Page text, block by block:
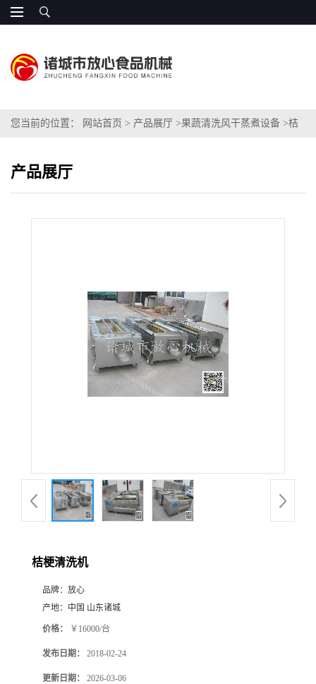
您当前的位置： 网站首页 > 产品展厅 >果蔬清洗风干蒸煮设备 >桔
产品展厅
桔梗清洗机
品牌： 放心
产地： 中国 山东诸城
价格： ￥16000/台
发布日期： 2018-02-24
更新日期： 2026-03-06